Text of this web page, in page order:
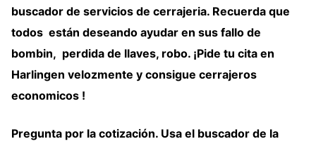
buscador de servicios de cerrajeria. Recuerda que
todos están deseando ayudar en sus fallo de
bombin, perdida de llaves, robo. ¡Pide tu cita en
Harlingen velozmente y consigue cerrajeros
economicos !
Pregunta por la cotización. Usa el buscador de la